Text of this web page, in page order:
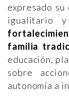
expresado
igualitario
familia
educación,
sobre
autonomía a